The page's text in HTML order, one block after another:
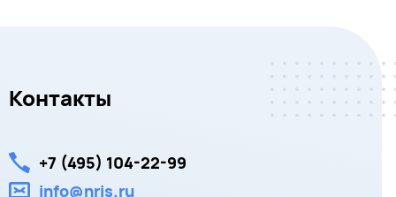
Контакты
+7 (495) 104-22-99
info@nris.ru